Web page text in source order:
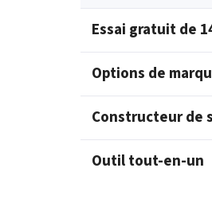
Essai gratuit de
Options de
Constructeur de
Outil tout-en-un